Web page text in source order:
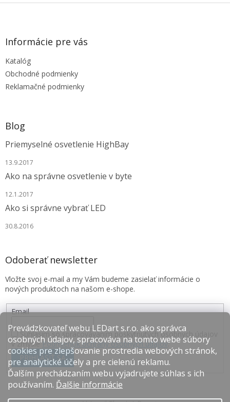
Prevádzkovateľ webu LEDart s.r.o. ako správca
osobných údajov, spracováva na tomto webe súbory
cookies pre zlepšovanie prostredia webových stránok,
pre analytické účely a pre cielenú reklamu.
Ďalším prechádzaním webu vyjadrujete súhlas s ich
používaním. Ďalšie informácie
Z
Informácie pre vás
Katalóg
Obchodné podmienky
Reklamačné podmienky
Blog
Priemyselné osvetlenie HighBay
13.9.2017
Ako na správne osvetlenie v byte
12.1.2017
Ako si správne vybrať LED
30.8.2016
Odoberať newsletter
Vložte svoj e-mail a my Vám budeme zasielať informácie o
nových produktoch na našom e-shope.
Email
Súhlasím so spracovávaním poskytnutých osobných údajov
v zmysle Podmienok ochrany osobných údajov.
PRIHLÁSIŤ SA